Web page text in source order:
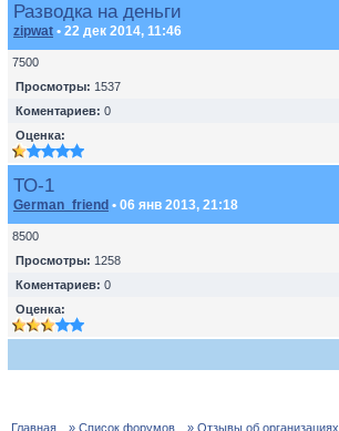
Разводка на деньги
zipwat • 22 дек 2014, 11:46
7500
Просмотры: 1537
Коментариев: 0
Оценка:
ТО-1
German_friend • 06 янв 2013, 21:18
8500
Просмотры: 1258
Коментариев: 0
Оценка:
Главная » Список форумов » Отзывы об организациях